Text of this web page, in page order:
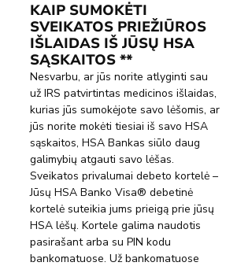
KAIP SUMOKĖTI
SVEIKATOS PRIEŽIŪROS
IŠLAIDAS IŠ JŪSŲ HSA
SĄSKAITOS **
Nesvarbu, ar jūs norite atlyginti sau
už IRS patvirtintas medicinos išlaidas,
kurias jūs sumokėjote savo lėšomis, ar
jūs norite mokėti tiesiai iš savo HSA
sąskaitos, HSA Bankas siūlo daug
galimybių atgauti savo lėšas.
Sveikatos privalumai debeto kortelė –
Jūsų HSA Banko Visa® debetinė
kortelė suteikia jums prieigą prie jūsų
HSA lėšų. Kortele galima naudotis
pasirašant arba su PIN kodu
bankomatuose. Už bankomatuose